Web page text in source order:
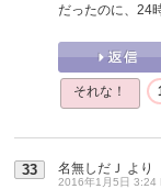
だったのに、24
それな！
33 名無しだＪ より
2016年1月5日 3:24